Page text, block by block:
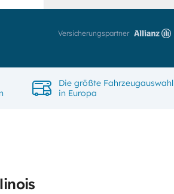
Versicherungspartner
Die größte Fahrzeugauswahl
in Europa